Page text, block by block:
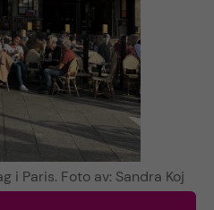
i Paris. Foto av: Sandra Koj